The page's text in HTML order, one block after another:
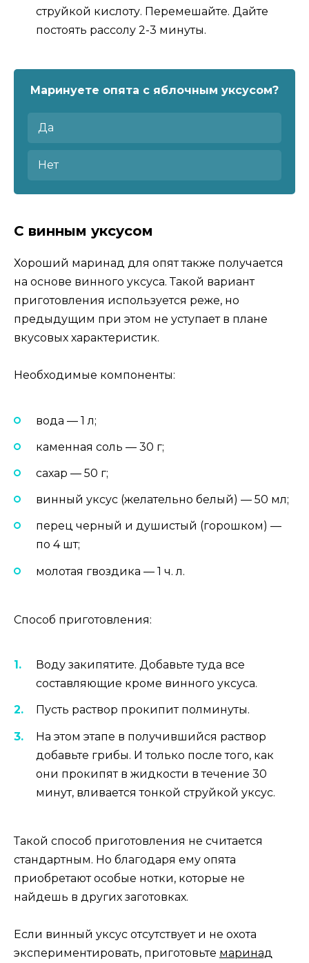
струйкой кислоту. Перемешайте. Дайте
постоять рассолу 2-3 минуты.
Маринуете опята с яблочным уксусом?
Да
Нет
С винным уксусом
Хороший маринад для опят также получается
на основе винного уксуса. Такой вариант
приготовления используется реже, но
предыдущим при этом не уступает в плане
вкусовых характеристик.
Необходимые компоненты:
вода — 1 л;
каменная соль — 30 г;
сахар — 50 г;
винный уксус (желательно белый) — 50 мл;
перец черный и душистый (горошком) —
по 4 шт;
молотая гвоздика — 1 ч. л.
Способ приготовления:
Воду закипятите. Добавьте туда все
составляющие кроме винного уксуса.
Пусть раствор прокипит полминуты.
На этом этапе в получившийся раствор
добавьте грибы. И только после того, как
они прокипят в жидкости в течение 30
минут, вливается тонкой струйкой уксус.
Такой способ приготовления не считается
стандартным. Но благодаря ему опята
приобретают особые нотки, которые не
найдешь в других заготовках.
Если винный уксус отсутствует и не охота
экспериментировать, приготовьте маринад